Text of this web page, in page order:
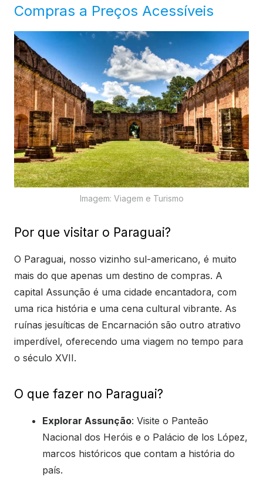
Compras a Preços Acessíveis
Imagem: Viagem e Turismo
Por que visitar o Paraguai?
O Paraguai, nosso vizinho sul-americano, é muito
mais do que apenas um destino de compras. A
capital Assunção é uma cidade encantadora, com
uma rica história e uma cena cultural vibrante. As
ruínas jesuíticas de Encarnación são outro atrativo
imperdível, oferecendo uma viagem no tempo para
o século XVII.
O que fazer no Paraguai?
Explorar Assunção: Visite o Panteão
Nacional dos Heróis e o Palácio de los López,
marcos históricos que contam a história do
país.